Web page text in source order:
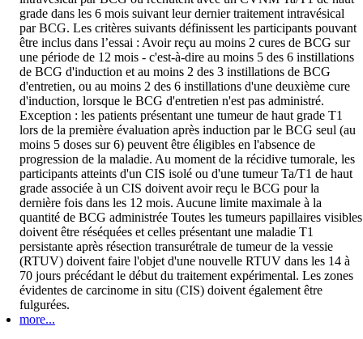
grade dans les 6 mois suivant leur dernier traitement intravésical
par BCG. Les critères suivants définissent les participants pouvant
être inclus dans l’essai : Avoir reçu au moins 2 cures de BCG sur
une période de 12 mois - c'est-à-dire au moins 5 des 6 instillations
de BCG d'induction et au moins 2 des 3 instillations de BCG
d'entretien, ou au moins 2 des 6 instillations d'une deuxième cure
d'induction, lorsque le BCG d'entretien n'est pas administré.
Exception : les patients présentant une tumeur de haut grade T1
lors de la première évaluation après induction par le BCG seul (au
moins 5 doses sur 6) peuvent être éligibles en l'absence de
progression de la maladie. Au moment de la récidive tumorale, les
participants atteints d'un CIS isolé ou d'une tumeur Ta/T1 de haut
grade associée à un CIS doivent avoir reçu le BCG pour la
dernière fois dans les 12 mois. Aucune limite maximale à la
quantité de BCG administrée Toutes les tumeurs papillaires visibles
doivent être réséquées et celles présentant une maladie T1
persistante après résection transurétrale de tumeur de la vessie
(RTUV) doivent faire l'objet d'une nouvelle RTUV dans les 14 à
70 jours précédant le début du traitement expérimental. Les zones
évidentes de carcinome in situ (CIS) doivent également être
fulgurées.
more...